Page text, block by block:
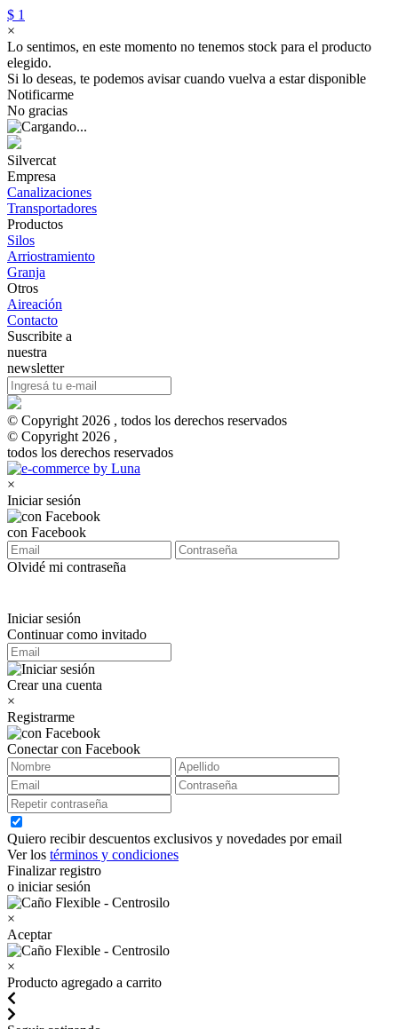
$ 1
×
Lo sentimos, en este momento no tenemos stock para el producto
elegido.
Si lo deseas, te podemos avisar cuando vuelva a estar disponible
Notificarme
No gracias
Silvercat
Empresa
Canalizaciones
Transportadores
Productos
Silos
Arriostramiento
Granja
Otros
Aireación
Contacto
Suscribite a
nuestra
newsletter
© Copyright 2026 , todos los derechos reservados
© Copyright 2026 ,
todos los derechos reservados
×
Iniciar sesión
con Facebook
Olvidé mi contraseña
Iniciar sesión
Continuar como invitado
Crear una cuenta
×
Registrarme
Conectar con Facebook
Quiero recibir descuentos exclusivos y novedades por email
Ver los términos y condiciones
Finalizar registro
o iniciar sesión
×
Aceptar
×
Producto agregado a carrito